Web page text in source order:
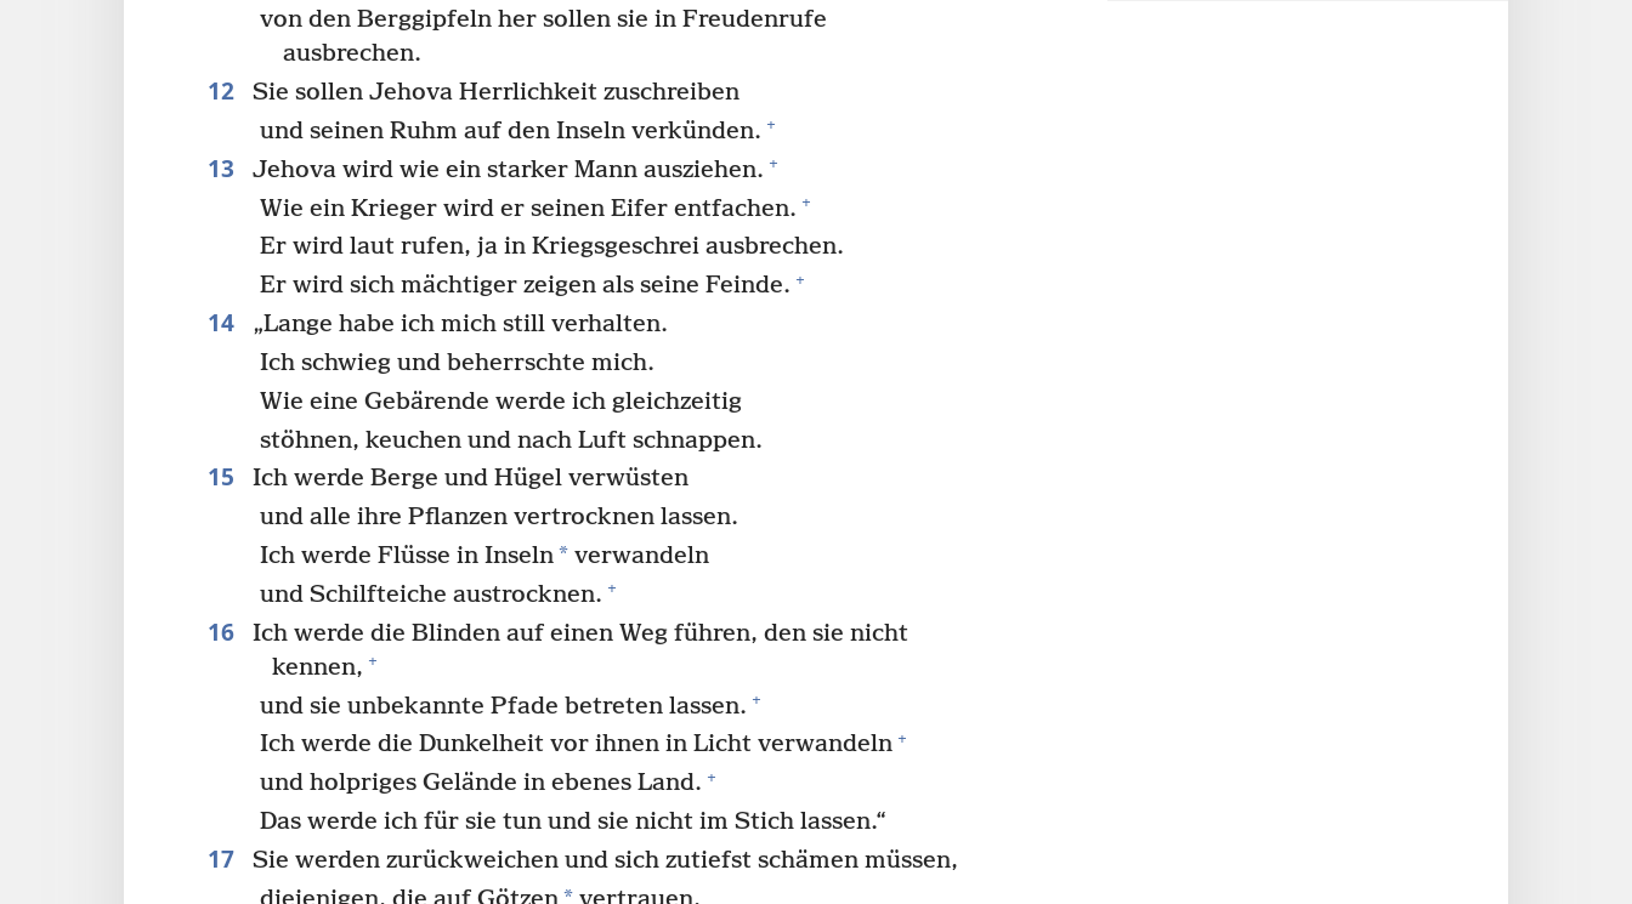
von den Berggipfeln her sollen sie in Freudenrufe
ausbrechen.
12
Sie sollen Jehova Herrlichkeit zuschreiben
und seinen Ruhm auf den Inseln verkünden. +
13 Jehova wird wie ein starker Mann ausziehen. +
Wie ein Krieger wird er seinen Eifer entfachen. +
Er wird laut rufen, ja in Kriegsgeschrei ausbrechen.
Er wird sich mächtiger zeigen als seine Feinde. +
14
„Lange habe ich mich still verhalten.
Ich schwieg und beherrschte mich.
Wie eine Gebärende werde ich gleichzeitig
stöhnen, keuchen und nach Luft schnappen.
15
Ich werde Berge und Hügel verwüsten
und alle ihre Pflanzen vertrocknen lassen.
Ich werde Flüsse in Inseln* verwandeln
und Schilfteiche austrocknen. +
16
Ich werde die Blinden auf einen Weg führen, den sie nicht
kennen, +
und sie unbekannte Pfade betreten lassen. +
Ich werde die Dunkelheit vor ihnen in Licht verwandeln +
und holpriges Gelände in ebenes Land. +
Das werde ich für sie tun und sie nicht im Stich lassen.“
17
Sie werden zurückweichen und sich zutiefst schämen müssen,